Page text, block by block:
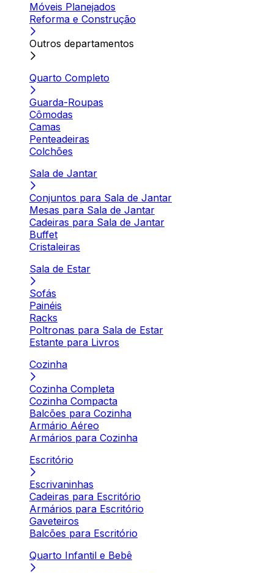
Móveis Planejados
Reforma e Construção
Outros departamentos
Quarto Completo
Guarda-Roupas
Cômodas
Camas
Penteadeiras
Colchões
Sala de Jantar
Conjuntos para Sala de Jantar
Mesas para Sala de Jantar
Cadeiras para Sala de Jantar
Buffet
Cristaleiras
Sala de Estar
Sofás
Painéis
Racks
Poltronas para Sala de Estar
Estante para Livros
Cozinha
Cozinha Completa
Cozinha Compacta
Balcões para Cozinha
Armário Aéreo
Armários para Cozinha
Escritório
Escrivaninhas
Cadeiras para Escritório
Armários para Escritório
Gaveteiros
Balcões para Escritório
Quarto Infantil e Bebê